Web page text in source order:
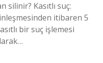
silinir? Kasıtlı suç:
itibaren 5
bir suç işlemesi